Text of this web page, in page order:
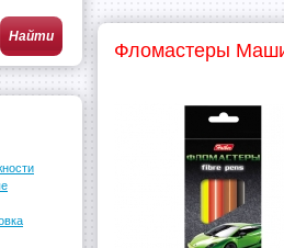
Фломастеры